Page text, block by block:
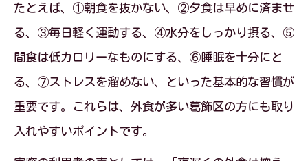
たとえば、①朝食を抜かない、②夕食は早めに済ませ
る、③毎日軽く運動する、④水分をしっかり摂る、⑤
間食は低カロリーなものにする、⑥睡眠を十分にと
る、⑦ストレスを溜めない、といった基本的な習慣が
重要です。これらは、外食が多い葛飾区の方にも取り
入れやすいポイントです。